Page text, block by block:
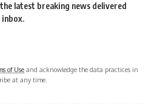
latest breaking news delivered
of Use and acknowledge the data practices in
at any time.